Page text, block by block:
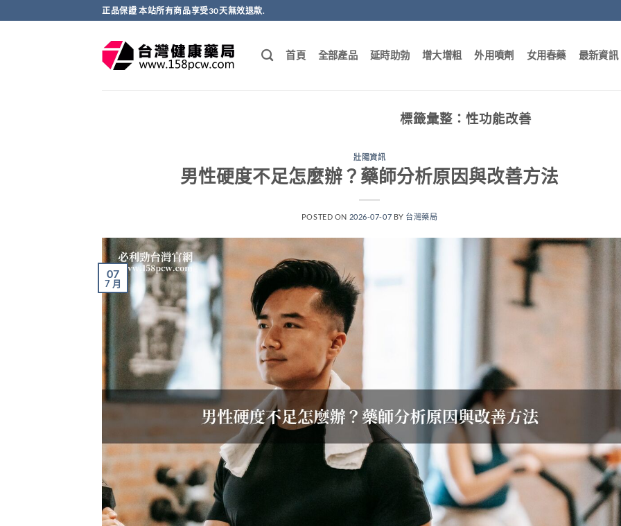
轉
正品保證 本站所有商品享受30天無效退款.
首頁 全部產品 延時助勃 增大增粗 外用噴劑 女用春藥 最新資訊
標籤彙整： 性功能改善
壯陽資訊
男性硬度不足怎麼辦？藥師分析原因與改善方法
POSTED ON 2026-07-07 BY 台灣藥局
07
7 月